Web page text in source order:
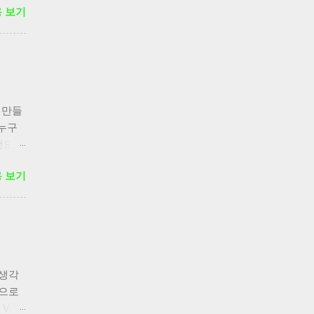
기
들
구
에
열의
로
수
로
격
기
각
로